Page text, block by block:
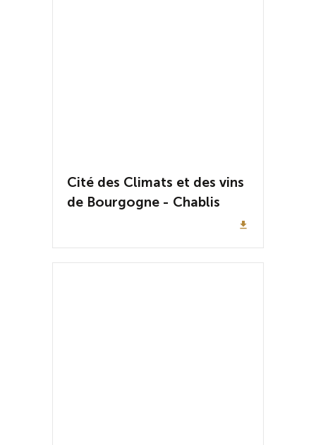
Cité des Climats et des vins
de Bourgogne - Chablis
file_download